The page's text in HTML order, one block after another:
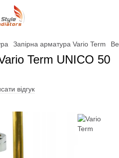
Запірна арматура Vario Term
Term UNICO 50
відгук